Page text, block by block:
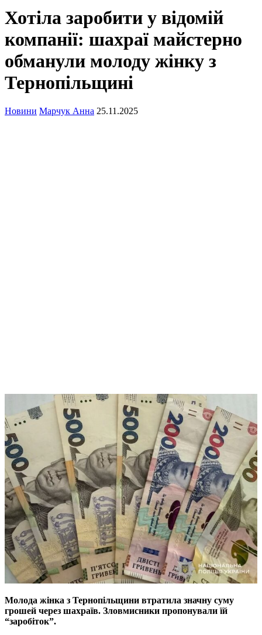
Хотіла заробити у відомій
компанії: шахраї майстерно
обманули молоду жінку з
Тернопільщині
Новини Марчук Анна 25.11.2025
Молода жінка з Тернопільщини втратила значну суму
грошей через шахраїв. Зловмисники пропонували їй
“заробіток”.